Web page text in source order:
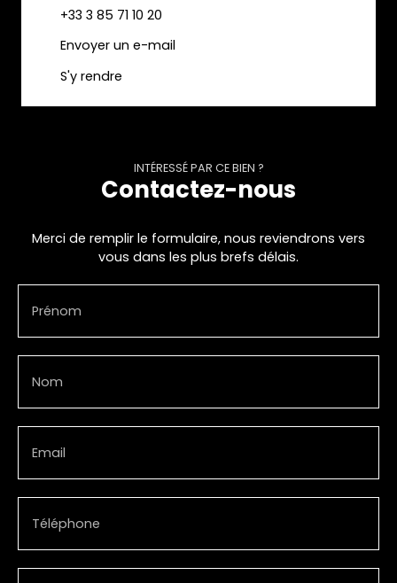
+33 3 85 71 10 20
Envoyer un e-mail
S'y rendre
INTÉRESSÉ PAR CE BIEN ?
Contactez-nous
Merci de remplir le formulaire, nous reviendrons vers
vous dans les plus brefs délais.
Prénom
Nom
Email
Téléphone